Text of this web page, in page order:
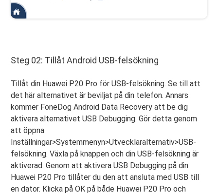
Steg 02: Tillåt Android USB-felsökning
Tillåt din Huawei P20 Pro för USB-felsökning. Se till att
det här alternativet är beviljat på din telefon. Annars
kommer FoneDog Android Data Recovery att be dig
aktivera alternativet USB Debugging. Gör detta genom
att öppna
Inställningar>Systemmenyn>Utvecklaralternativ>USB-
felsökning. Växla på knappen och din USB-felsökning är
aktiverad. Genom att aktivera USB Debugging på din
Huawei P20 Pro tillåter du den att ansluta med USB till
en dator. Klicka på OK på både Huawei P20 Pro och